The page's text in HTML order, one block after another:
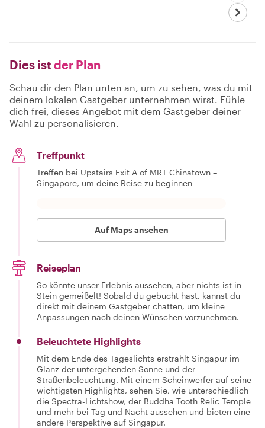
Dies ist der Plan
Schau dir den Plan unten an, um zu sehen, was du mit
deinem lokalen Gastgeber unternehmen wirst. Fühle
dich frei, dieses Angebot mit dem Gastgeber deiner
Wahl zu personalisieren.
Treffpunkt
Treffen bei Upstairs Exit A of MRT Chinatown –
Singapore, um deine Reise zu beginnen
Auf Maps ansehen
Reiseplan
So könnte unser Erlebnis aussehen, aber nichts ist in
Stein gemeißelt! Sobald du gebucht hast, kannst du
direkt mit deinem Gastgeber chatten, um kleine
Anpassungen nach deinen Wünschen vorzunehmen.
Beleuchtete Highlights
Mit dem Ende des Tageslichts erstrahlt Singapur im
Glanz der untergehenden Sonne und der
Straßenbeleuchtung. Mit einem Scheinwerfer auf seine
wichtigsten Highlights, sehen Sie, wie unterschiedlich
die Spectra-Lichtshow, der Buddha Tooth Relic Temple
und mehr bei Tag und Nacht aussehen und bieten eine
andere Perspektive auf Singapur.